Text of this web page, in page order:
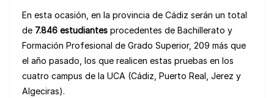
p o
k
e
En esta ocasión, en la provincia de Cádiz serán un total
de 7.846 estudiantes procedentes de Bachillerato y
Formación Profesional de Grado Superior, 209 más que
el año pasado, los que realicen estas pruebas en los
cuatro campus de la UCA (Cádiz, Puerto Real, Jerez y
Algeciras).